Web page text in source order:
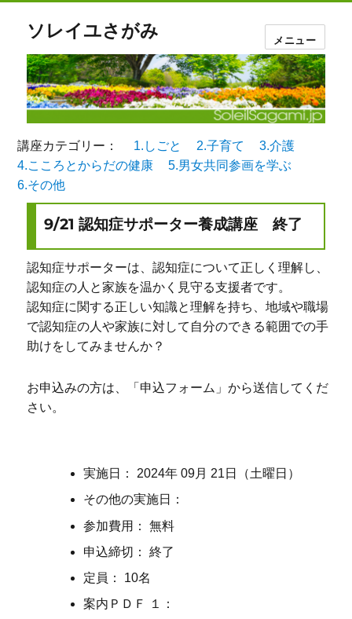
ソレイユさがみ メニュー
講座カテゴリー： 1.しごと 2.子育て
3.介護
4.こころとからだの健康
5.男女共同参画を学ぶ
6.その他
9/21 認知症サポーター養成講座 終了
認知症サポーターは、認知症について正しく理解し、
認知症の人と家族を温かく見守る支援者です。
認知症に関する正しい知識と理解を持ち、地域や職場
で認知症の人や家族に対して自分のできる範囲での手
助けをしてみませんか？
お申込みの方は、「申込フォーム」から送信してくだ
さい。
実施日： 2024年 09月 21日（土曜日）
その他の実施日：
参加費用： 無料
申込締切： 終了
定員： 10名
案内ＰＤＦ １：